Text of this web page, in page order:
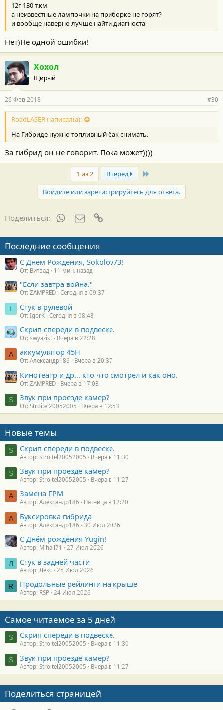
12г 130 т.км
а неизвестные лампочки на приборке не горят?
и вообще наверно лучше найти диагноста
Нет)Не одной ошибки!
Хохол
Щирый
26 Фев 2018 #30
RoadLASER написал(а):
На Гибриде нужно топливный бак снимать.
За гибрид он не говорит. Пока может))))
1 из 2 Вперёд Last
Войдите или зарегистрируйтесь для ответа.
Поделиться: WhatsAppЭлектронная почта
Последние сообщения
С Днем Рождения, Sokolov73!
От: Витвад 11 мин. назад
"Если завтра война."
От: ZAMPRED Сегодня в 09:37
I Стук в рулевой
От: IgorK Сегодня в 08:48
Скрип спереди в подвеске.
От: swyazist Вчера в 22:28
А аккумулятор 45H
От: Александр186 Вчера в 20:37
Кинотеатр и др... кто что смотрел и как оно.
От: ZAMPRED Вчера в 17:03
S Звук при проезде камер?
От: Stroitel20052005 Вчера в 12:53
Новые темы
S Скрип спереди в подвеске.
Автор: Stroitel20052005 Вчера в 11:30
S Звук при проезде камер?
Автор: Stroitel20052005 Вчера в 11:27
А Замена ГРМ
Автор: Александр186 Пятница в 12:20
А Буксировка гибрида
Автор: Александр186 30 Июл 2026
С Днём рождения Yugin!
Автор: Mihail71 27 Июл 2026
Л Стук в задней части
Автор: Лекс 25 Июл 2026
R Продольные рейлинги на крыше
Автор: RSP 24 Июл 2026
Самое читаемое за 5 дней
S Скрип спереди в подвеске.
Автор: Stroitel20052005 Вчера в 11:30
S Звук при проезде камер?
Автор: Stroitel20052005 Вчера в 11:27
Поделиться страницей